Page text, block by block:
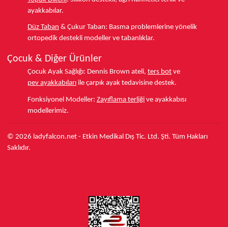
ayakkabılar.
Düz Taban & Çukur Taban: Basma problemlerine yönelik
ortopedik destekli modeller ve tabanlıklar.
Çocuk & Diğer Ürünler
Çocuk Ayak Sağlığı: Dennis Brown ateli, ters bot ve
pev ayakkabıları ile çarpık ayak tedavisine destek.
Fonksiyonel Modeller: Zayıflama terliği ve ayakkabısı
modellerimiz.
© 2026 ladyfalcon.net - Etkin Medikal Dış Tic. Ltd. Şti. Tüm Hakları
Saklıdır.